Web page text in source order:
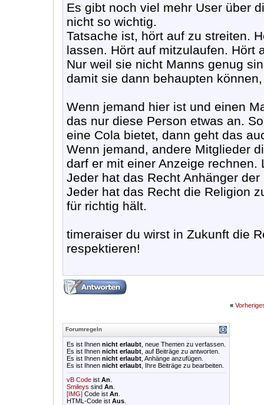
Es gibt noch viel mehr User über
nicht so wichtig.
Tatsache ist, hört auf zu streiten.
lassen. Hört auf mitzulaufen. Hört
Nur weil sie nicht Manns genug
damit sie dann behaupten
Wenn jemand hier ist und einen
das nur diese Person etwas an.
eine Cola bietet, dann geht das
Wenn jemand, andere Mitglieder
darf er mit einer Anzeige rechnen.
Jeder hat das Recht Anhänger
Jeder hat das Recht die Religion
für richtig hält.
timeraiser du wirst in Zukunft die
respektieren!
«
Forumregeln
Es ist Ihnen nicht erlaubt , neue Themen zu verfassen.
Es ist Ihnen nicht erlaubt , auf Beiträge zu antworten.
Es ist Ihnen nicht erlaubt , Anhänge anzufügen.
Es ist Ihnen nicht erlaubt , Ihre Beiträge zu bearbeiten.
vB Code ist An
Smileys sind An
[IMG] Code ist An
HTML-Code ist Aus